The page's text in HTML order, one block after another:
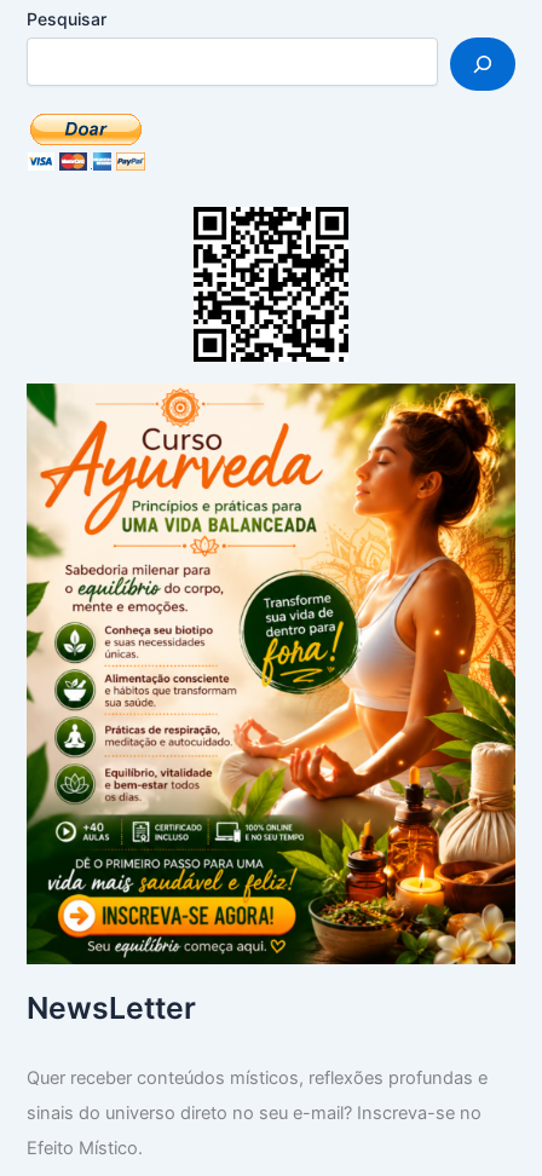
Pesquisar
NewsLetter
Quer receber conteúdos místicos, reflexões profundas e
sinais do universo direto no seu e-mail? Inscreva-se no
Efeito Místico.